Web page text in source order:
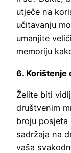
utječe na
učitavanju
umanjite
memoriju
6. Korištenje
Želite biti
društvenim
broju posjeta
sadržaja na
vaša